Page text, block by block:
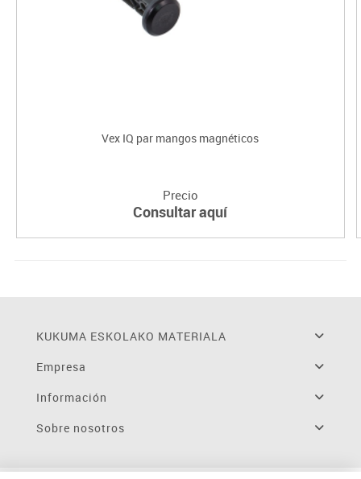
Vex IQ par mangos magnéticos
Precio
Consultar aquí
KUKUMA ESKOLAKO MATERIALA
Empresa
Información
Sobre nosotros